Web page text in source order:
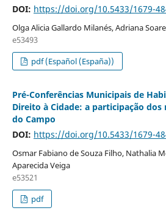
DOI: https://doi.org/10.5433/1679-
Olga Alicia Gallardo Milanés, Adriana
e53493
pdf (Español (España))
Pré-Conferências Municipais de
Direito à Cidade: a participação
do Campo
DOI: https://doi.org/10.5433/1679-
Osmar Fabiano de Souza Filho, Nathalia
Aparecida Veiga
e53521
pdf